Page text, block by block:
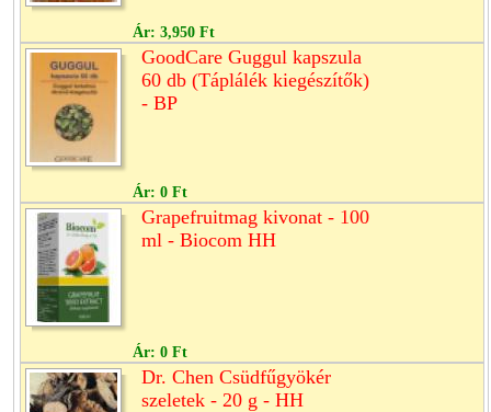
Ár: 3,950 Ft
GoodCare Guggul kapszula
60 db (Táplálék kiegészítők)
- BP
Ár: 0 Ft
Grapefruitmag kivonat - 100
ml - Biocom HH
Ár: 0 Ft
Dr. Chen Csüdfűgyökér
szeletek - 20 g - HH